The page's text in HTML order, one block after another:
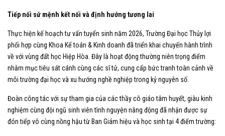
Tiếp nối sứ mệnh kết nối và định hướng tương lai
​Thực hiện kế hoạch tư vấn tuyển sinh năm 2026, Trường Đại học Thủy lợi
phối hợp cùng Khoa Kế toán & Kinh doanh đã triển khai chuyến hành trình
về với vùng đất học Hiệp Hòa. Đây là hoạt động thường niên trọng điểm
nhằm mục tiêu sát cánh cùng các sĩ tử, cung cấp bức tranh toàn cảnh về
môi trường đại học và xu hướng nghề nghiệp trong kỷ nguyên số.
​Đoàn công tác với sự tham gia của các thầy cô giáo tâm huyết, giàu kinh
nghiệm cùng đội ngũ sinh viên tình nguyện năng động đã nhận được sự
đón tiếp vô cùng nồng hậu từ Ban Giám hiệu và học sinh tại 4 điểm trường: